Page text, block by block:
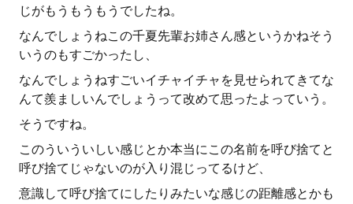
じがもうもうもうでしたね。
なんでしょうねこの千夏先輩お姉さん感というかねそう
いうのもすごかったし、
なんでしょうねすごいイチャイチャを見せられてきてな
んて羨ましいんでしょうって改めて思ったよっていう。
そうですね。
このういういしい感じとか本当にこの名前を呼び捨てと
呼び捨てじゃないのが入り混じってるけど、
意識して呼び捨てにしたりみたいな感じの距離感とかも